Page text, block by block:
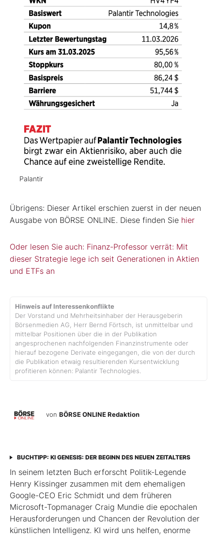
Palantir
Übrigens: Dieser Artikel erschien zuerst in der neuen
Ausgabe von BÖRSE ONLINE. Diese finden Sie hier
Oder lesen Sie auch: Finanz-Professor verrät: Mit
dieser Strategie lege ich seit Generationen in Aktien
und ETFs an
Hinweis auf Interessenkonflikte
Der Vorstand und Mehrheitsinhaber der Herausgeberin
Börsenmedien AG, Herr Bernd Förtsch, ist unmittelbar und
mittelbar Positionen über die in der Publikation
angesprochenen nachfolgenden Finanzinstrumente oder
hierauf bezogene Derivate eingegangen, die von der durch
die Publikation etwaig resultierenden Kursentwicklung
profitieren können: Palantir Technologies.
von BÖRSE ONLINE Redaktion
BUCHTIPP: KI GENESIS: DER BEGINN DES NEUEN ZEITALTERS
In seinem letzten Buch erforscht Politik-Legende
Henry Kissinger zusammen mit dem ehemaligen
Google-CEO Eric Schmidt und dem früheren
Microsoft-Topmanager Craig Mundie die epochalen
Herausforderungen und Chancen der Revolution der
künstlichen Intelligenz. KI wird uns helfen, enorme